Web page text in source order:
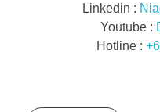
Linkedin :
Youtube :
Hotline :